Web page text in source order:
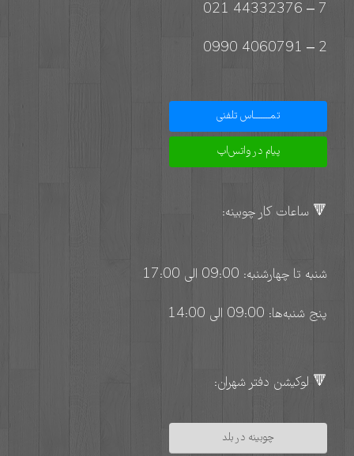
7 – 44332376 021
2 – 4060791 0990
تمـــــــاس تلفنی
پیام در واتس‌اپ
🔻 ساعات کار چوبینه:
شنبه تا چهارشنبه: 09:00 الی 17:00
پنج شنبه‌ها: 09:00 الی 14:00
🔻 لوکیشن دفتر شهران:
چوبینه در بلد